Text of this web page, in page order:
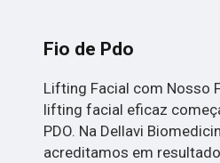
Fio de Pdo
Lifting Facial com Nosso
lifting facial eficaz
PDO. Na Dellavi
acreditamos em